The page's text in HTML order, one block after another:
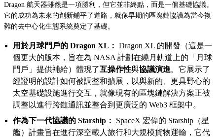
Dragon 航天器雖然是一項勝利，但它並非終點，而是一個基礎協議。
它的成功為未來的創新鋪平了道路，就像早期的區塊鏈協議為當今複
雜的去中心化生態系統奠定了基礎。
用於月球門戶的 Dragon XL： Dragon XL 的開發（這是一
個更大的版本，旨在為 NASA 計劃在繞月軌道上的「月球
門戶」提供補給）體現了互操作性與協議演進。它展示了
經證明的設計如何被調整和擴展，以與新的、更具野心的
太空基礎設施進行交互，就像現有的區塊鏈解決方案正被
調整以進行跨鏈通訊並整合到更廣泛的 Web3 框架中。
作為下一代協議的 Starship：
SpaceX 宏偉的 Starship（星
艦）計畫旨在進行深空載人旅行和大規模貨物運輸，它代